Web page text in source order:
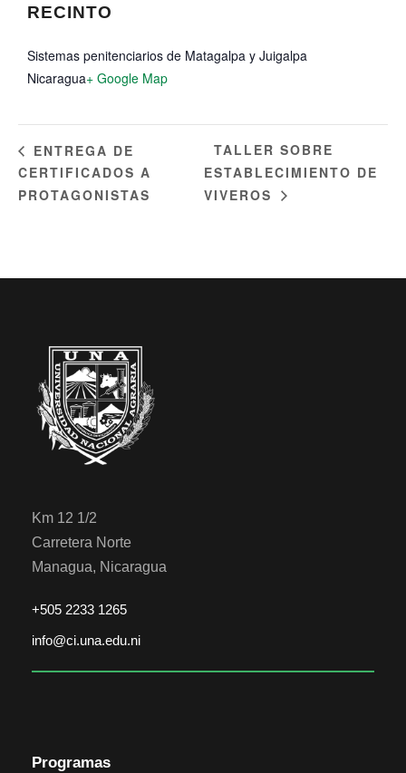
RECINTO
Sistemas penitenciarios de Matagalpa y Juigalpa
Nicaragua+ Google Map
ENTREGA DE
CERTIFICADOS A
PROTAGONISTAS
TALLER SOBRE
ESTABLECIMIENTO DE
VIVEROS
Km 12 1/2
Carretera Norte
Managua, Nicaragua
+505 2233 1265
info@ci.una.edu.ni
Programas